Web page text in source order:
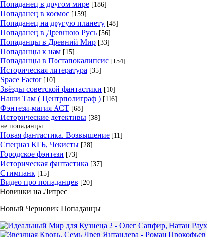
Попаданец в другом мире [186]
Попаданец в космос [159]
Попаданец на другую планету [48]
Попаданец в Древнюю Русь [56]
Попаданцы в Древний Мир [33]
Попаданцы к нам [15]
Попаданцы в Постапокалипсис [154]
Историческая литература [35]
Space Factor [10]
Звёзды советской фантастики [10]
Наши Там ( Центрполиграф ) [116]
Фэнтези-магия АСТ [68]
Исторические детективы [38]
не попаданцы
Новая фантастика. Возвышение [11]
Спецназ КГБ, Чекисты [28]
Городское фэнтези [73]
Историческая фантастика [37]
Стимпанк [15]
Видео про попаданцев [20]
Новинки на Литрес
Новый Черновик Попаданцы